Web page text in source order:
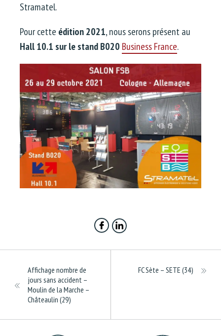
Stramatel.
Pour cette édition 2021, nous serons présent au
Hall 10.1 sur le stand B020 Business France.
Affichage nombre de
jours sans accident –
Moulin de la Marche –
Châteaulin (29)
FC Sète – SETE (34)